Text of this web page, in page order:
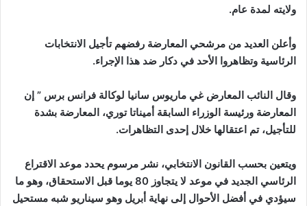
ولايته لمدة عام.
وأعلن العديد من مرشحي المعارضة رفضهم تأجيل الانتخابات
الرئاسية وتظاهروا الأحد في دكار ضد هذا الإجراء.
وقال النائب المعارض غي ماريوس سانيا لوكالة فرانس برس ” إن
المعارضة ورئيسة الوزراء السابقة أميناتا توري، المعارضة بشدة
للتأجيل، تم اعتقالها خلال إحدى التظاهرات.
ويتعين بحسب القانون الانتخابي، نشر مرسوم يحدد موعد الاقتراع
الرئاسي الجديد في موعد لا يتجاوز 80 يوما قبل الاستحقاق، وهو ما
سيؤدي في أفضل الأحوال إلى نهاية أبريل وهو سيناريو شبه مستحيل